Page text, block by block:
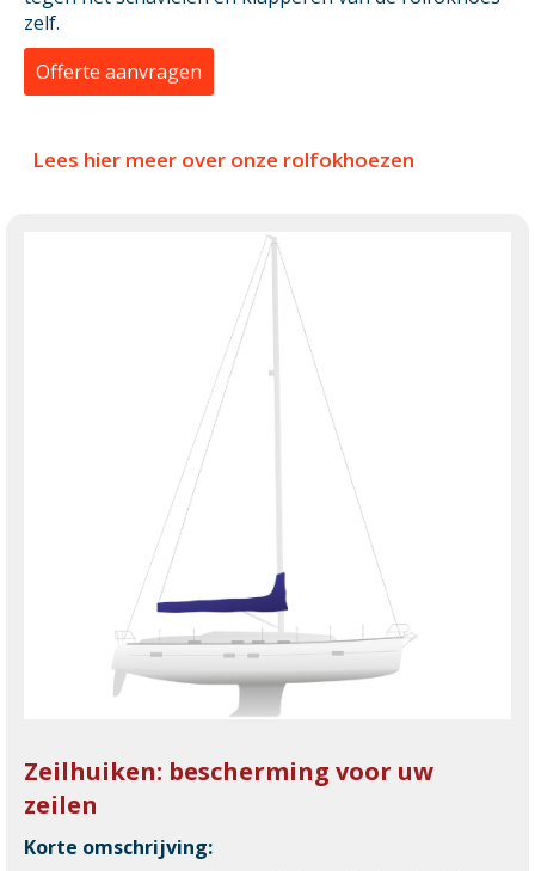
zelf.
Offerte aanvragen
Lees hier meer over onze rolfokhoezen
Zeilhuiken: bescherming voor uw
zeilen
Korte omschrijving: